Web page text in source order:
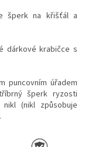
šperk na křišťál a
dárkové krabičce s
puncovním úřadem
šperk ryzosti
(nikl způsobuje